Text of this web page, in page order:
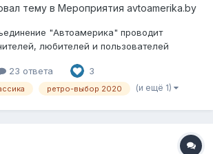
тему в Мероприятия avtoamerika.by
"Автоамерика" проводит
любителей и пользователей
Условия конкурса: 1. Транспортное
зарегистрировано на территории
23 ответа 3
ретро-выбор 2020 (и ещё 1)